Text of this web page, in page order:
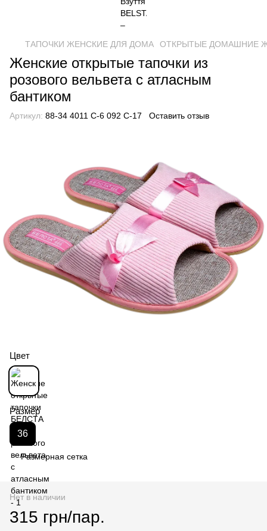
ТАПОЧКИ ЖЕНСКИЕ ДЛЯ ДОМА ОТКРЫТЫЕ ДОМАШНИЕ
Женские открытые тапочки из
розового вельвета с атласным
бантиком
Артикул: 88-34 4011 С-6 092 С-17 Оставить отзыв
Цвет
Размер
36
Размерная сетка
Нет в наличии
315 грн/пар.